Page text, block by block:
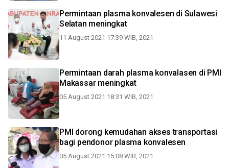
Permintaan plasma konvalesen di Sulawesi
Selatan meningkat
11 August 2021 17:39 WIB, 2021
Permintaan darah plasma konvalasen di PMI
Makassar meningkat
05 August 2021 18:31 WIB, 2021
PMI dorong kemudahan akses transportasi
bagi pendonor plasma konvalesen
05 August 2021 15:08 WIB, 2021